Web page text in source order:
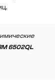
6502QL